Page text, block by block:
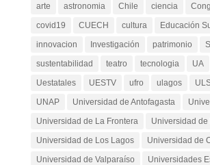
arte astronomia Chile ciencia
covid19
CUECH cultura
Educación
innovacion
Investigación patrimonio
sustentabilidad
teatro tecnologia UA
Uestatales
UESTV ufro ulagos
UNAP
Universidad de Antofagasta
Universidad de La Frontera
Universidad
Universidad de Los Lagos
Universidad de
Universidad de Valparaíso
Universidades